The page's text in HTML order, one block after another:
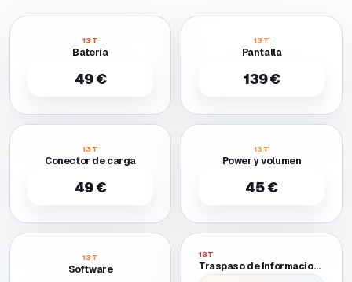
13T
Batería
49 €
13T
Pantalla
139 €
13T
Conector de carga
49 €
13T
Power y volumen
45 €
13T
Software
13T
Traspaso de Informacion Entre Dos Moviles Funcionales